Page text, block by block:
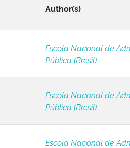
Author(s)
Escola Nacional de
Pública (Brasil)
Escola Nacional de
Pública (Brasil)
Escola Nacional de